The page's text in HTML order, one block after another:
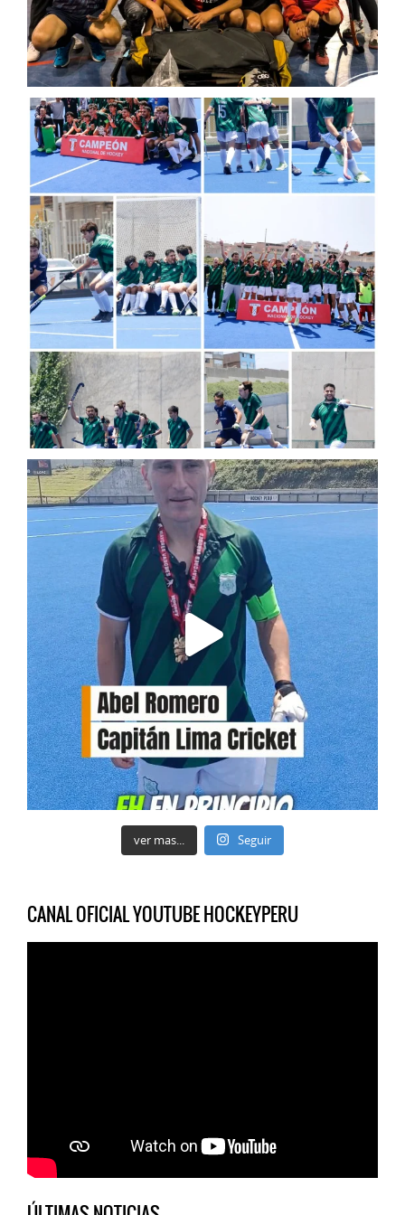
ver mas... Seguir
CANAL OFICIAL YOUTUBE HOCKEYPERU